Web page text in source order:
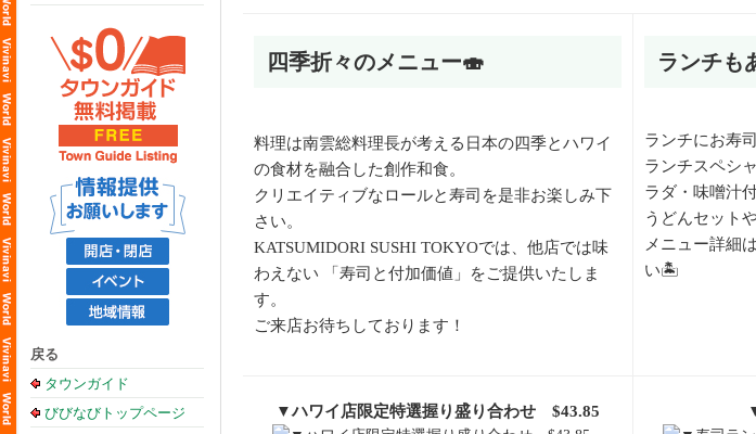
戻る
タウンガイド
びびなびトップページ
四季折々のメニュー🍣
料理は南雲総料理長が考える日本の四季とハワイ
の食材を融合した創作和食。
クリエイティブなロールと寿司を是非お楽しみ下
さい。
KATSUMIDORI SUSHI TOKYOでは、他店では味
わえない 「寿司と付加価値」をご提供いたしま
す。
ご来店お待ちしております！
ランチも
ランチにお寿
ランチスペシ
ラダ・味噌汁
うどんセット
メニュー詳細
い🏝️
▼ハワイ店限定特選握り盛り合わせ $43.85